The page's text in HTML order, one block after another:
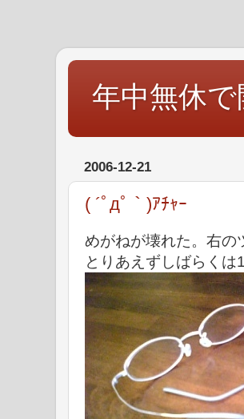
年中無休
2006-12-21
( ´ﾟдﾟ｀)ｱﾁｬｰ
めがねが壊れた。右の
とりあえずしばらく